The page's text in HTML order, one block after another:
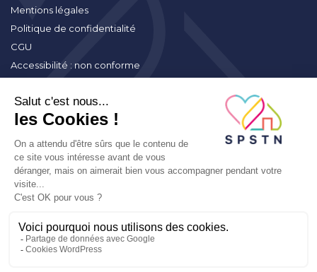
Mentions légales
Politique de confidentialité
CGU
Accessibilité : non conforme